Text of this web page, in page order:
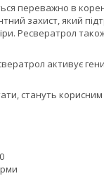
переважно в
захист, який
Ресвератрол
активує
стануть